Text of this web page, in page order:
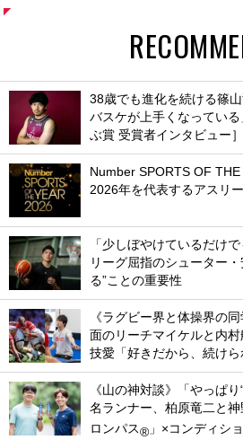
38歳でも進化を続ける篠
バスケが上手くなってい
ぶ賞 受賞者インタビュー］
Number SPORTS OF THE
2026年を代表するアスリ
「少しぼやけているだけ
リーグ屈指のシューター
る”ことの重要性
《ラグビー界と体操界の
面のリーチマイケルと内
技愛「好きだから、続けら
《山の神対談》「やっぱ
名ランナー、柏原竜二と
ロンパス® 」×コンディシ